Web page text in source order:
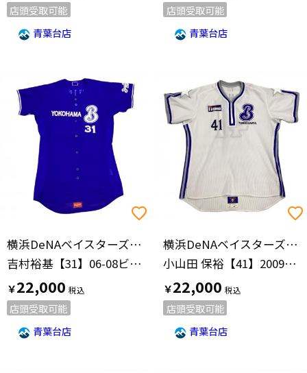
店頭受取可能
青葉台店
店頭受取可能
青葉台店
横浜DeNAベイスターズ(ヨコハマディーエヌエーベイスターズ)
吉村裕基【31】06-08ビジター
￥22,000
店頭受取可能
青葉台店
横浜DeNAベイスターズ(ヨコハマディーエヌエーベイスターズ)
小山田 保裕【41】2009年ホーム
￥22,000
店頭受取可能
青葉台店